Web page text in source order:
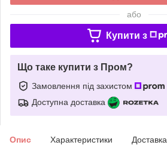
або
Купити з
Що таке купити з Пром?
Замовлення під захистом
Доступна доставка
Опис Характеристики Доставка